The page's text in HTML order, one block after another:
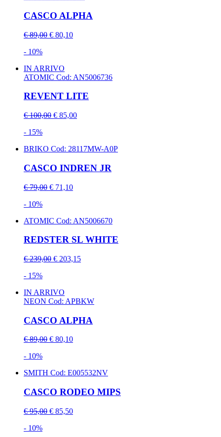
CASCO ALPHA
€ 89,00 € 80,10
- 10%
IN ARRIVO
ATOMIC Cod: AN5006736
REVENT LITE
€ 100,00 € 85,00
- 15%
BRIKO Cod: 28117MW-A0P
CASCO INDREN JR
€ 79,00 € 71,10
- 10%
ATOMIC Cod: AN5006670
REDSTER SL WHITE
€ 239,00 € 203,15
- 15%
IN ARRIVO
NEON Cod: APBKW
CASCO ALPHA
€ 89,00 € 80,10
- 10%
SMITH Cod: E005532NV
CASCO RODEO MIPS
€ 95,00 € 85,50
- 10%